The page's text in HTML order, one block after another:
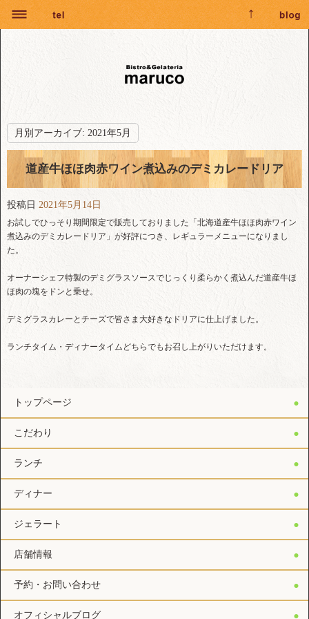
月別アーカイブ: 2021年5月
道産牛ほほ肉赤ワイン煮込みのデミカレードリア
投稿日 2021年5月14日
お試しでひっそり期間限定で販売しておりました「北海道産牛ほほ肉赤ワイン
煮込みのデミカレードリア」が好評につき、レギュラーメニューになりまし
た。
オーナーシェフ特製のデミグラスソースでじっくり柔らかく煮込んだ道産牛ほ
ほ肉の塊をドンと乗せ。
デミグラスカレーとチーズで皆さま大好きなドリアに仕上げました。
ランチタイム・ディナータイムどちらでもお召し上がりいただけます。
トップページ
こだわり
ランチ
ディナー
ジェラート
店舗情報
予約・お問い合わせ
オフィシャルブログ